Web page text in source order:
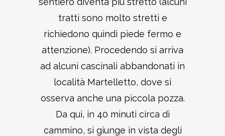
tratti sono molto stretti e
richiedono quindi piede fermo e
attenzione). Procedendo si arriva
ad alcuni cascinali abbandonati in
località Martelletto, dove si
osserva anche una piccola pozza.
Da qui, in 40 minuti circa di
cammino, si giunge in vista degli